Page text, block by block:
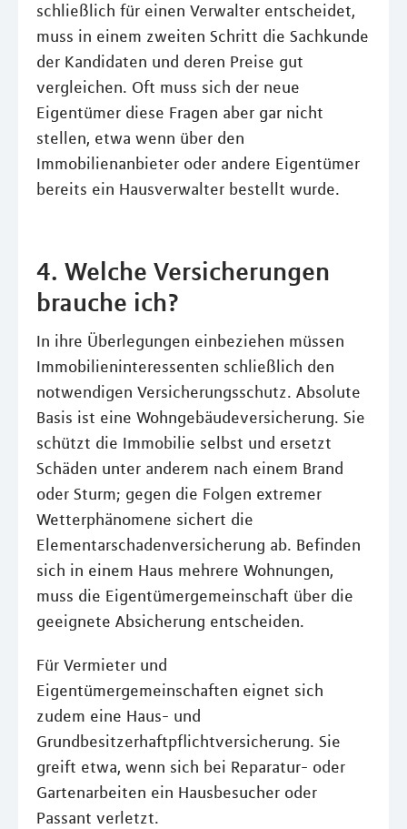
schließlich für einen Verwalter entscheidet,
muss in einem zweiten Schritt die Sachkunde
der Kandidaten und deren Preise gut
vergleichen. Oft muss sich der neue
Eigentümer diese Fragen aber gar nicht
stellen, etwa wenn über den
Immobilienanbieter oder andere Eigentümer
bereits ein Hausverwalter bestellt wurde.
4. Welche Versicherungen
brauche ich?
In ihre Überlegungen einbeziehen müssen
Immobilieninteressenten schließlich den
notwendigen Versicherungsschutz. Absolute
Basis ist eine Wohngebäudeversicherung. Sie
schützt die Immobilie selbst und ersetzt
Schäden unter anderem nach einem Brand
oder Sturm; gegen die Folgen extremer
Wetterphänomene sichert die
Elementarschadenversicherung ab. Befinden
sich in einem Haus mehrere Wohnungen,
muss die Eigentümergemeinschaft über die
geeignete Absicherung entscheiden.
Für Vermieter und
Eigentümergemeinschaften eignet sich
zudem eine Haus- und
Grundbesitzerhaftpflichtversicherung. Sie
greift etwa, wenn sich bei Reparatur- oder
Gartenarbeiten ein Hausbesucher oder
Passant verletzt.